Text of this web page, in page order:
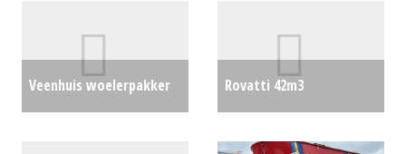
Veenhuis woelerpakker
Rovatti 42m3